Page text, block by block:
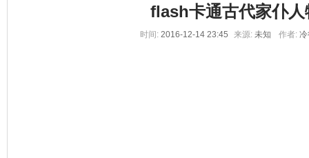
flash卡通古代家仆人
时间: 2016-12-14 23:45 来源: 未知 作者: